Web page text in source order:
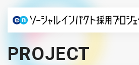
PROJECT